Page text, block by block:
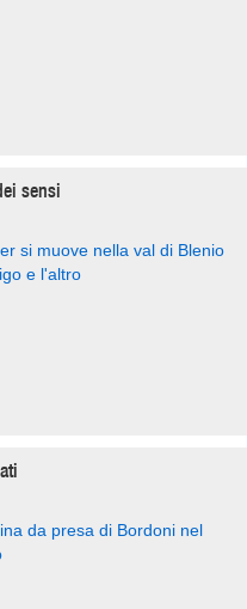
sensi
si muove nella val di Blenio
e l'altro
da presa di Bordoni nel